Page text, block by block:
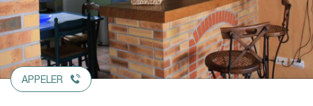
APPELER